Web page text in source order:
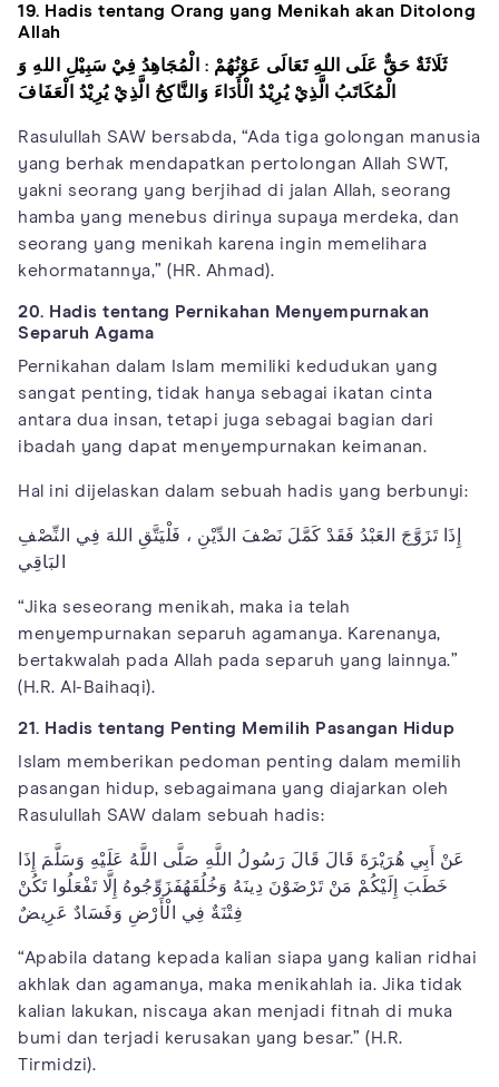
19. Hadis tentang Orang yang Menikah akan Ditolong
Allah
ثَلَاثَةٌ حَقٌّ عَلَى اللهِ تَعَالَى عَوْنُهُمْ : الْمُجَاهِدُ فِيْ سَبِيْلِ اللهِ وَ
الْمُكَاتَبُ الَّذِيْ يُرِيْدُ الْأَدَاءَ وَالنَّاكِحُ الَّذِيْ يُرِيْدُ الْعَفَافَ
Rasulullah SAW bersabda, “Ada tiga golongan manusia
yang berhak mendapatkan pertolongan Allah SWT,
yakni seorang yang berjihad di jalan Allah, seorang
hamba yang menebus dirinya supaya merdeka, dan
seorang yang menikah karena ingin memelihara
kehormatannya,” (HR. Ahmad).
20. Hadis tentang Pernikahan Menyempurnakan
Separuh Agama
Pernikahan dalam Islam memiliki kedudukan yang
sangat penting, tidak hanya sebagai ikatan cinta
antara dua insan, tetapi juga sebagai bagian dari
ibadah yang dapat menyempurnakan keimanan.
Hal ini dijelaskan dalam sebuah hadis yang berbunyi:
إِذَا تَزَوَّجَ العَبْدُ فَقَدْ كَمَّلَ نَصْفَ الدِّيْنِ ، فَلْيَتَّقِ اللهَ فِي النِّصْفِ
البَاقِي
“Jika seseorang menikah, maka ia telah
menyempurnakan separuh agamanya. Karenanya,
bertakwalah pada Allah pada separuh yang lainnya.”
(H.R. Al-Baihaqi).
21. Hadis tentang Penting Memilih Pasangan Hidup
Islam memberikan pedoman penting dalam memilih
pasangan hidup, sebagaimana yang diajarkan oleh
Rasulullah SAW dalam sebuah hadis:
عَنْ أَبِي هُرَيْرَةَ قَالَ قَالَ رَسُولُ اللَّهِ صَلَّى اللَّهُ عَلَيْهِ وَسَلَّمَ إِذَا
خَطَبَ إِلَيْكُمْ مَنْ تَرْضَوْنَ دِينَهُ وَخُلُقَهُفَزَوِّجُوهُ إِلَّا تَفْعَلُوا تَكُنْ
فِتْنَةٌ فِي الْأَرْضِ وَفَسَادٌ عَرِيضٌ
“Apabila datang kepada kalian siapa yang kalian ridhai
akhlak dan agamanya, maka menikahlah ia. Jika tidak
kalian lakukan, niscaya akan menjadi fitnah di muka
bumi dan terjadi kerusakan yang besar.” (H.R.
Tirmidzi).